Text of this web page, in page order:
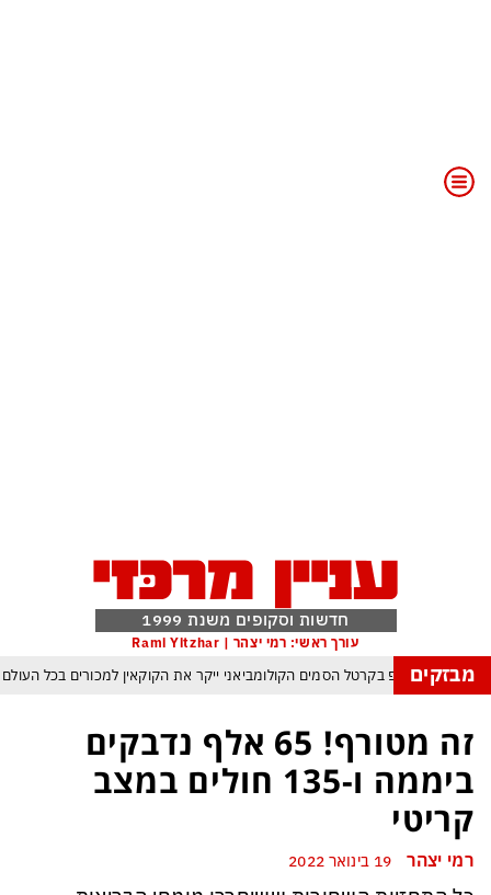
חדשות וסקופים משנת 1999
עורך ראשי: רמי יצהר | Rami Yitzhar
מבזקים
מלחמת טראמפ בקרטל הסמים הקולומביאני ייקר את הקוקאין למכורים בכל
ארדואן, בן סלמן ופקיסטן נחתמה בקריאה לעולם המוסלמי כולו להתאחד נגד
נכנס לעידן המסוכן ביותר זה עשרות שנים – ובריטניה עלולה לשלם מחיר
עומאן לגבי תפעול משותף של מצר הורמוז – אם טראמפ יאשר המלחמה
מי היה מאמין שבאר שבע תנצח את הכוכב האדום?
זה מטורף! 65 אלף נדבקים
ביממה ו-135 חולים במצב
קריטי
רמי יצהר